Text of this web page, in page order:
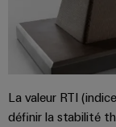
Service
La valeur RTI
définir la stabilité